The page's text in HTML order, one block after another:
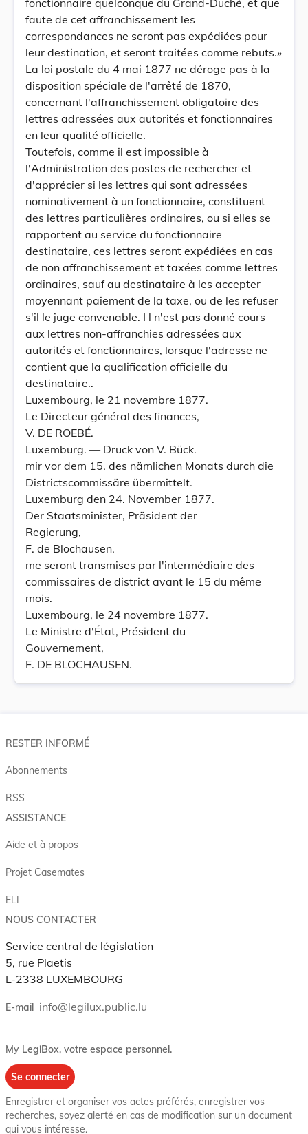
fonctionnaire quelconque du Grand-Duché, et que
faute de cet affranchissement les
correspondances ne seront pas expédiées pour
leur destination, et seront traitées comme rebuts.»
La loi postale du 4 mai 1877 ne déroge pas à la
disposition spéciale de l'arrêté de 1870,
concernant l'affranchissement obligatoire des
lettres adressées aux autorités et fonctionnaires
en leur qualité officielle.
Toutefois, comme il est impossible à
l'Administration des postes de rechercher et
d'apprécier si les lettres qui sont adressées
nominativement à un fonctionnaire, constituent
des lettres particulières ordinaires, ou si elles se
rapportent au service du fonctionnaire
destinataire, ces lettres seront expédiées en cas
de non affranchissement et taxées comme lettres
ordinaires, sauf au destinataire à les accepter
moyennant paiement de la taxe, ou de les refuser
s'il le juge convenable. I l n'est pas donné cours
aux lettres non-affranchies adressées aux
autorités et fonctionnaires, lorsque l'adresse ne
contient que la qualification officielle du
destinataire..
Luxembourg, le 21 novembre 1877.
Le Directeur général des finances,
V. DE ROEBÉ.
Luxemburg. — Druck von V. Bück.
mir vor dem 15. des nämlichen Monats durch die
Districtscommissäre übermittelt.
Luxemburg den 24. November 1877.
Der Staatsminister, Präsident der
Regierung,
F. de Blochausen.
me seront transmises par l'intermédiaire des
commissaires de district avant le 15 du même
mois.
Luxembourg, le 24 novembre 1877.
Le Ministre d'État, Président du
Gouvernement,
F. DE BLOCHAUSEN.
RESTER INFORMÉ
Abonnements
RSS
ASSISTANCE
Aide et à propos
Projet Casemates
ELI
NOUS CONTACTER
Service central de législation
5, rue Plaetis
L-2338 LUXEMBOURG
E-mail info@legilux.public.lu
My LegiBox, votre espace personnel.
Se connecter
Enregistrer et organiser vos actes préférés, enregistrer vos
recherches, soyez alerté en cas de modification sur un document
qui vous intéresse.